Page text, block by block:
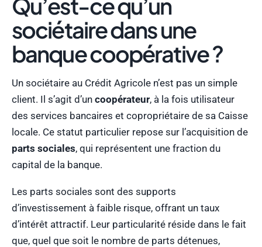
Qu’est-ce qu’un
sociétaire dans une
banque coopérative ?
Un sociétaire au Crédit Agricole n’est pas un simple
client. Il s’agit d’un coopérateur, à la fois utilisateur
des services bancaires et copropriétaire de sa Caisse
locale. Ce statut particulier repose sur l’acquisition de
parts sociales, qui représentent une fraction du
capital de la banque.
Les parts sociales sont des supports
d’investissement à faible risque, offrant un taux
d’intérêt attractif. Leur particularité réside dans le fait
que, quel que soit le nombre de parts détenues,